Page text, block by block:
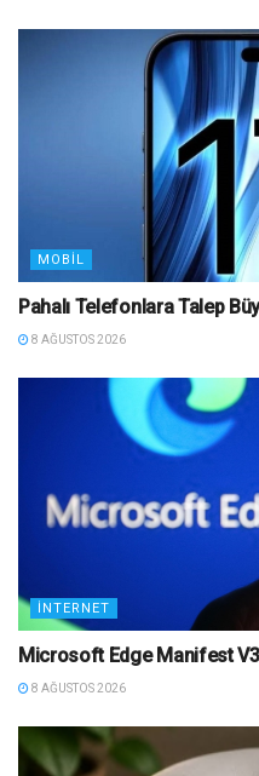
MOBIL
Pahalı Telefonlara Talep
8 AĞUSTOS 2026
İNTERNET
Microsoft Edge Manifest
8 AĞUSTOS 2026